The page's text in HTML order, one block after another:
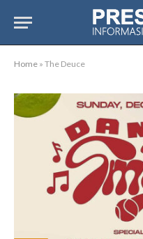
Home » The Deuce